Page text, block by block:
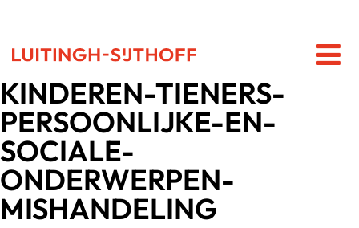
KINDEREN-TIENERS-
PERSOONLIJKE-EN-
SOCIALE-
ONDERWERPEN-
MISHANDELING